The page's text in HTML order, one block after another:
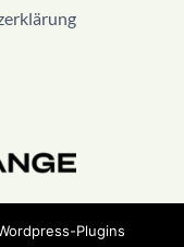
Plugins